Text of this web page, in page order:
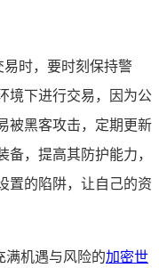
易时，要时刻保持警
境下进行交易，因为公
被黑客攻击，定期更新
，提高其防护能力，
置的陷阱，让自己的资
满机遇与风险的加密世